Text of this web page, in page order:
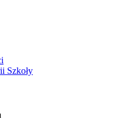
Szkoły